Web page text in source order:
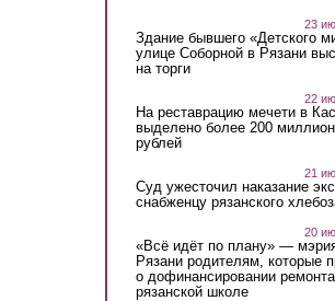
23
Здание бывшего «Детского
улице Соборной в Рязани
на торги
22
На реставрацию мечети в
выделено более 200
рублей
21
Суд ужесточил наказание
снабженцу рязанского
20
«Всё идёт по плану» —
Рязани родителям, которые
о дофинансировании
рязанской школе